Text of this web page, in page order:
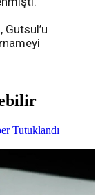
Tutuklandı